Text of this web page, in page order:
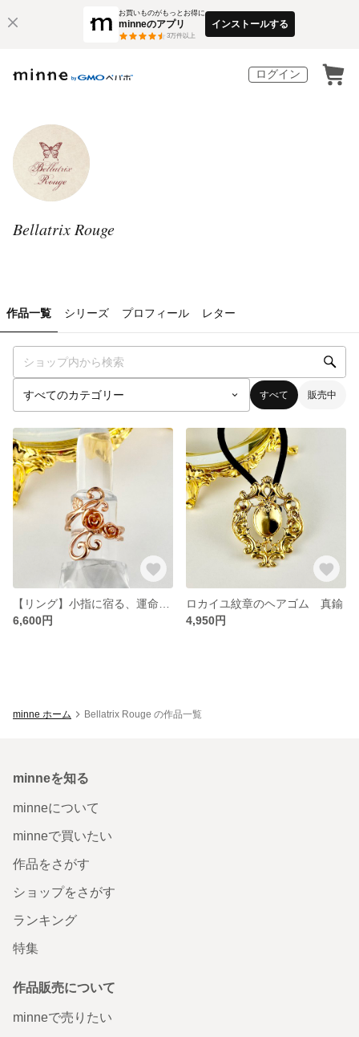
お買いものがもっとお得に
minneのアプリ
3万件以上
インストールする
ログイン
Bellatrix Rouge
作品一覧 シリーズ プロフィール レター
すべて 販売中
6,600円
ロカイユ紋章のヘアゴム 真鍮
4,950円
minne ホーム Bellatrix Rouge の作品一覧
minneを知る
minneについて
minneで買いたい
作品をさがす
ショップをさがす
ランキング
特集
作品販売について
minneで売りたい